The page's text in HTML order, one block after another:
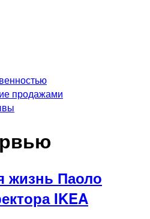
продажами
жизнь Паоло
IKEA